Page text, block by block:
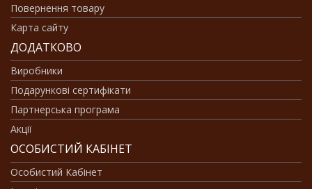
Повернення товару
Карта сайту
ДОДАТКОВО
Виробники
Подарункові сертифікати
Партнерська програма
Акції
ОСОБИСТИЙ КАБІНЕТ
Особистий Кабінет